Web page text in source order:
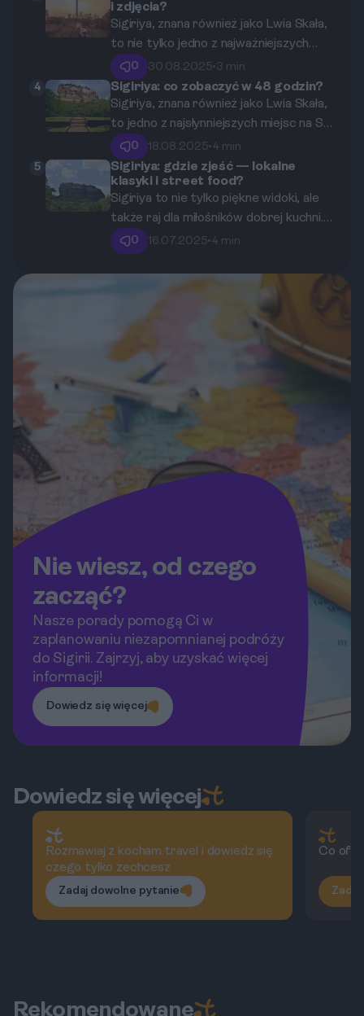
najlepsza i jak znaleźć zakwaterowanie
dopasowane do Twojego budżetu i
stylu podróżowania.
podróżnika. W tym kompleksowym
przewodniku znajdziesz wszystko, co
musisz wiedzieć, aby Twoja wspinaczka
była bezpieczna, przyjemna i
niezapomniana.
i zdjęcia?
Sigiriya, znana również jako Lwia Skała,
to nie tylko jedno z najważniejszych
miejsc archeologicznych na Sri Lance,
ale także doskonały punkt widokowy,
który oferuje niezapomniane widoki. W
tym artykule odkryjemy, dlaczego
warto odwiedzić to miejsce, jakie są
najlepsze punkty widokowe w okolicy, a
także jak najlepiej zaplanować swoją
wizytę.
0 30.08.2025•3 min
4
Sigiriya: co zobaczyć w 48 godzin?
Sigiriya, znana również jako Lwia Skała,
to jedno z najsłynniejszych miejsc na Sri
Lance. Przyciąga turystów nie tylko
swoim majestatycznym wyglądem, ale
również bogatą historią i
zachwycającymi widokami. W tym
przewodniku przedstawimy, jak najlepiej
spędzić 48 godzin w tym wyjątkowym
0 18.08.2025•4 min
5
Sigiriya: gdzie zjeść — lokalne
klasyki i street food?
Sigiriya to nie tylko piękne widoki, ale
także raj dla miłośników dobrej kuchni.
W tym przewodniku podsuniemy Ci
najlepsze miejsca na spróbowanie
lokalnych specjałów oraz street foodu,
0 16.07.2025•4 min
Nie wiesz, od czego
zacząć?
Nasze porady pomogą Ci w
zaplanowaniu niezapomnianej podróży
do Sigirii. Zajrzyj, aby uzyskać więcej
informacji!
Dowiedz się więcej
Dowiedz się więcej
Rozmawiaj z kocham.travel i dowiedz się
czego tylko zechcesz
Zadaj dowolne pytanie
Co
Rekomendowane